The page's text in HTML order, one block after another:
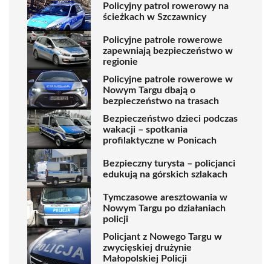
Policyjny patrol rowerowy na
ścieżkach w Szczawnicy
Policyjne patrole rowerowe
zapewniają bezpieczeństwo w
regionie
Policyjne patrole rowerowe w
Nowym Targu dbają o
bezpieczeństwo na trasach
Bezpieczeństwo dzieci podczas
wakacji – spotkania
profilaktyczne w Ponicach
Bezpieczny turysta – policjanci
edukują na górskich szlakach
Tymczasowe aresztowania w
Nowym Targu po działaniach
policji
Policjant z Nowego Targu w
zwycięskiej drużynie
Małopolskiej Policji